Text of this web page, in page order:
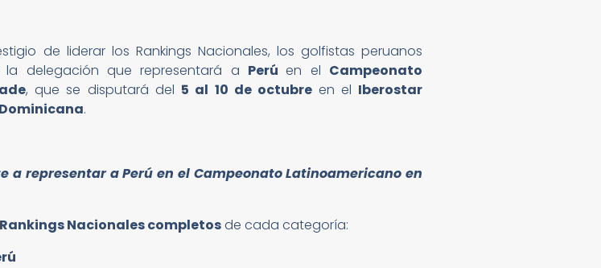
de liderar los Rankings Nacionales, los golfistas peruanos
delegación que representará a Perúen el Campeonato
, que se disputará del 5 al 10 de octubre en el Iberostar
.
a representar a Perú en el Campeonato Latinoamericano en
Rankings Nacionales completosde cada categoría: